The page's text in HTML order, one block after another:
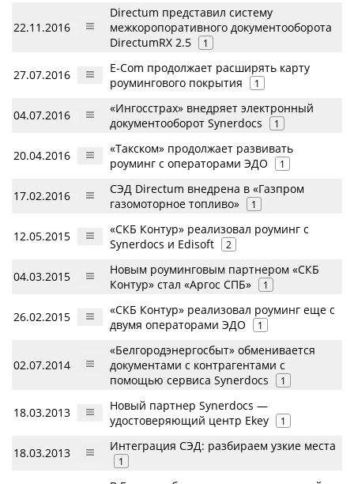
22.11.2016
Directum представил систему
межкоропоративного документооборота
DirectumRX 2.5
1
27.07.2016
E-Com продолжает расширять карту
роумингового покрытия
1
04.07.2016
«Ингосстрах» внедряет электронный
документооборот Synerdocs
1
20.04.2016
«Такском» продолжает развивать
роуминг с операторами ЭДО
1
17.02.2016
СЭД Directum внедрена в «Газпром
газомоторное топливо»
1
12.05.2015
«СКБ Контур» реализовал роуминг с
Synerdocs и Edisoft
2
04.03.2015
Новым роуминговым партнером «СКБ
Контур» стал «Аргос СПБ»
1
26.02.2015
«СКБ Контур» реализовал роуминг еще с
двумя операторами ЭДО
1
02.07.2014
«Белгородэнергосбыт» обменивается
документами с контрагентами с
помощью сервиса Synerdocs
1
18.03.2013
Новый партнер Synerdocs —
удостоверяющий центр Ekey
1
18.03.2013 Интеграция СЭД: разбираем узкие места
1